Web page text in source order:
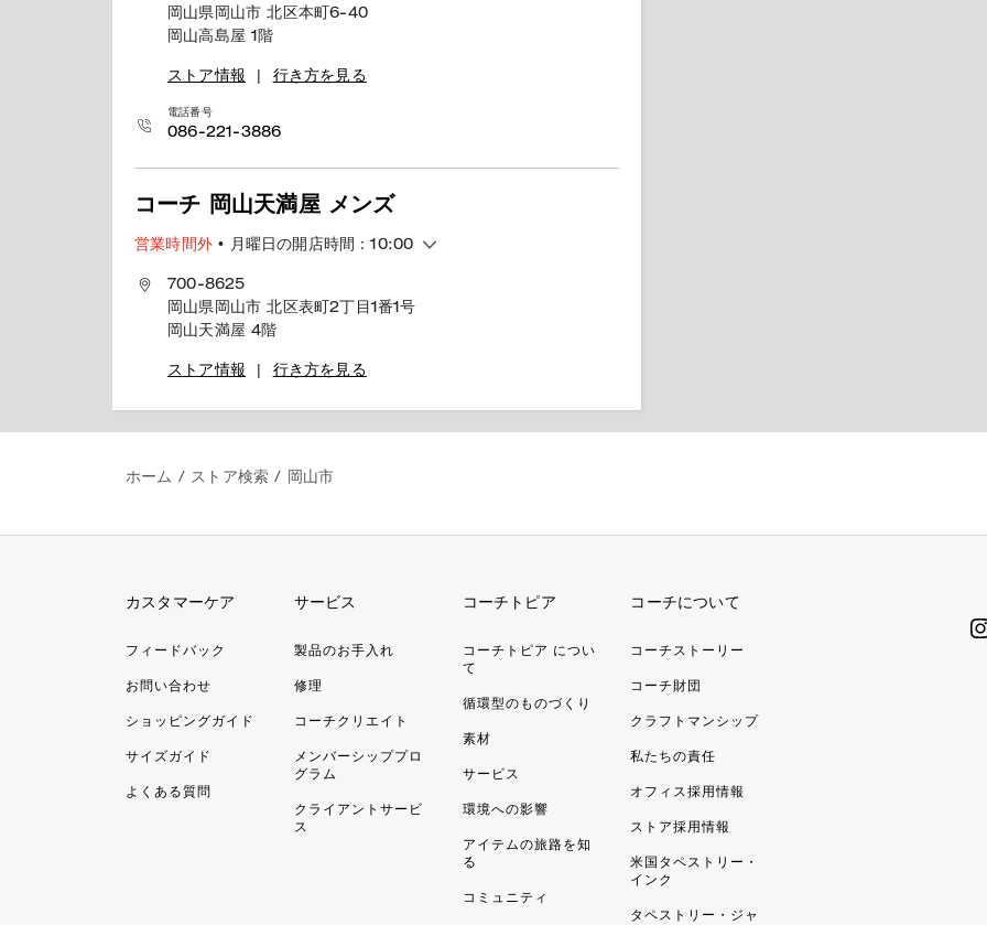
岡山県岡山市 北区本町6-40
岡山高島屋 1階
ストア情報 行き方を見る
電話番号
086-221-3886
コーチ 岡山天満屋 メンズ
営業時間外 • 月曜日の開店時間：10:00
700-8625
岡山県岡山市 北区表町2丁目1番1号
岡山天満屋 4階
ストア情報 行き方を見る
電話番号
営業時間外• 月曜日の開店時間：10:00
岡山県岡山市 北区表町2-1-1
086-231-7148
ホーム / ストア検索 / 岡山市
カスタマーケア
フィードバック
お問い合わせ
ショッピングガイド
サイズガイド
よくある質問
サービス
製品のお手入れ
修理
コーチクリエイト
メンバーシッププロ
グラム
クライアントサービ
ス
コーチトピア
コーチトピア につい
て
循環型のものづくり
素材
サービス
環境への影響
アイテムの旅路を知
る
コミュニティ
コーチについて
コーチストーリー
コーチ財団
クラフトマンシップ
私たちの責任
オフィス採用情報
ストア採用情報
米国タペストリー・
インク
タペストリー・ジャ